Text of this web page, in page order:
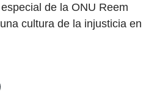
de la ONU Reem
cultura de la injusticia en